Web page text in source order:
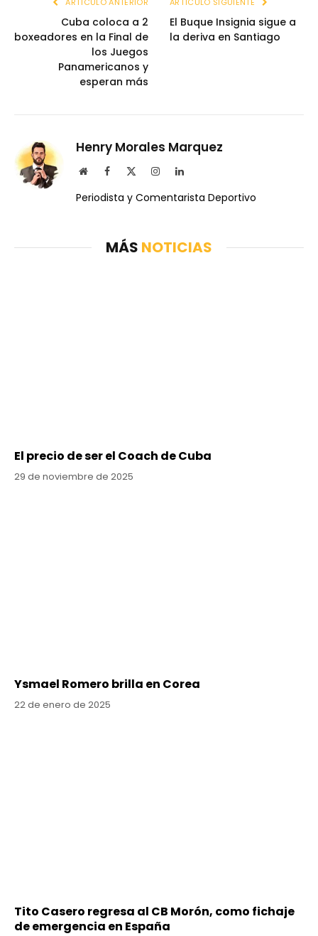
Cuba coloca a 2
boxeadores en la Final de
los Juegos
Panamericanos y
esperan más
El Buque Insignia sigue a
la deriva en Santiago
Henry Morales Marquez
WebsiteFacebook InstagramLinkedIn
Periodista y Comentarista Deportivo
MÁS NOTICIAS
El precio de ser el Coach de Cuba
29 de noviembre de 2025
Ysmael Romero brilla en Corea
22 de enero de 2025
Tito Casero regresa al CB Morón, como fichaje
de emergencia en España